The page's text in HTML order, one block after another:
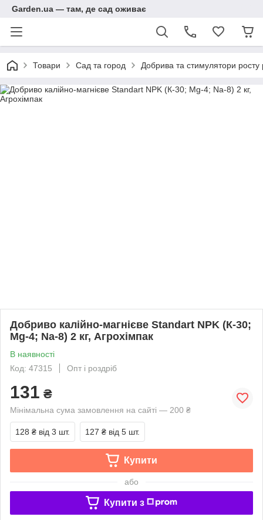
Garden.ua — там, де сад оживає
Товари Сад та город Добрива та стимулятори росту
Добриво калійно-магнієве Standart NPK (К-30;
Mg-4; Na-8) 2 кг, Агрохімпак
В наявності
Код: 47315
Опт і роздріб
131 ₴
Мінімальна сума замовлення на сайті — 200 ₴
128 ₴ від 3 шт. 127 ₴ від 5 шт.
Купити
або
Купити з